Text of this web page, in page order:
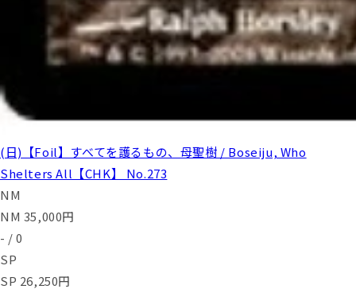
(日)【Foil】すべてを護るもの、母聖樹 / Boseiju, Who
Shelters All【CHK】 No.273
NM
NM 35,000円
- / 0
SP
SP 26,250円